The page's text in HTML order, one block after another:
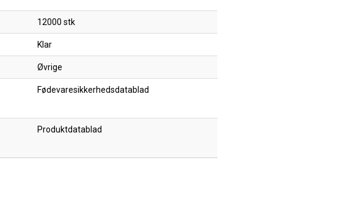
12000 stk
Klar
Øvrige
Fødevaresikkerhedsdatablad
Produktdatablad